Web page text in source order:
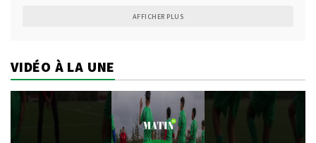
AFFICHER PLUS
VIDÉO À LA UNE